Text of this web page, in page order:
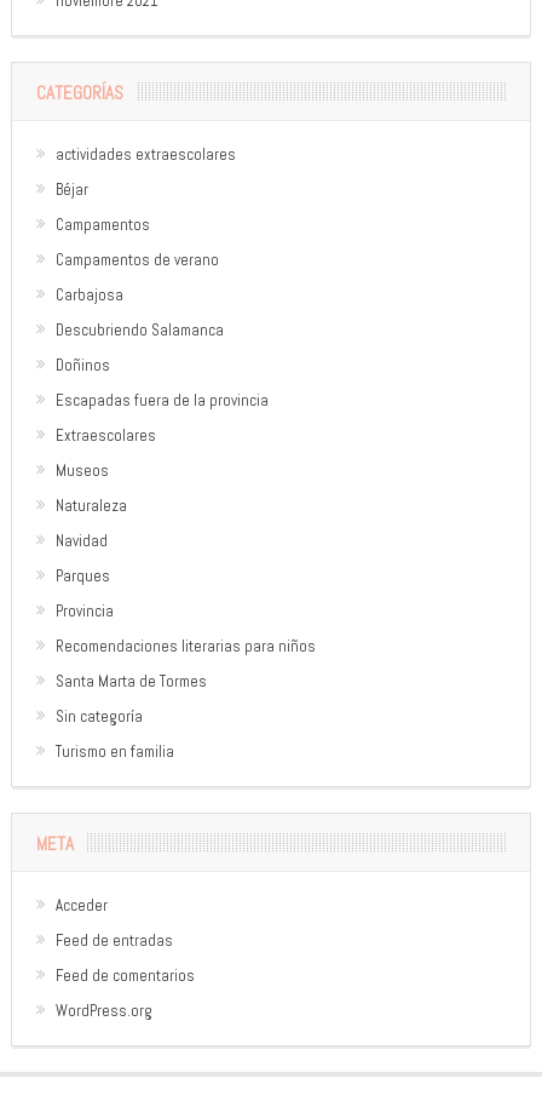
CATEGORÍAS
actividades extraescolares
Béjar
Campamentos
Campamentos de verano
Carbajosa
Descubriendo Salamanca
Doñinos
Escapadas fuera de la provincia
Extraescolares
Museos
Naturaleza
Navidad
Parques
Provincia
Recomendaciones literarias para niños
Santa Marta de Tormes
Sin categoría
Turismo en familia
META
Acceder
Feed de entradas
Feed de comentarios
WordPress.org